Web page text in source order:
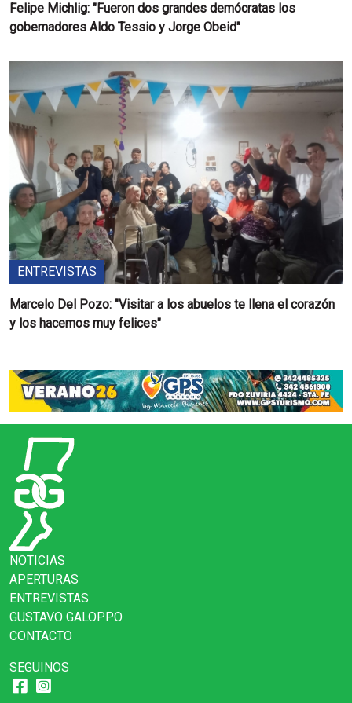
Felipe Michlig: "Fueron dos grandes demócratas los
gobernadores Aldo Tessio y Jorge Obeid"
ENTREVISTAS
Marcelo Del Pozo: "Visitar a los abuelos te llena el corazón
y los hacemos muy felices"
NOTICIAS
APERTURAS
ENTREVISTAS
GUSTAVO GALOPPO
CONTACTO
SEGUINOS